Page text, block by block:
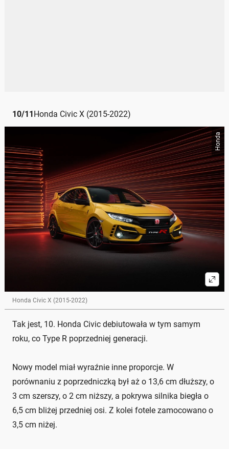
10/11Honda Civic X (2015-2022)
Honda
Honda Civic X (2015-2022)
Tak jest, 10. Honda Civic debiutowała w tym samym
roku, co Type R poprzedniej generacji.
Nowy model miał wyraźnie inne proporcje. W
porównaniu z poprzedniczką był aż o 13,6 cm dłuższy, o
3 cm szerszy, o 2 cm niższy, a pokrywa silnika biegła o
6,5 cm bliżej przedniej osi. Z kolei fotele zamocowano o
3,5 cm niżej.